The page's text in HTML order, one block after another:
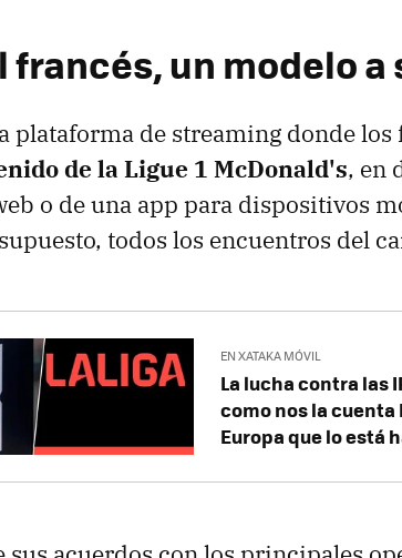
francés, un modelo a
plataforma de streaming donde los
de la Ligue 1 McDonald's, en
o de una app para dispositivos
todos los encuentros del
EN XATAKA MÓVIL
La lucha contra las
como nos la cuenta
Europa que lo está